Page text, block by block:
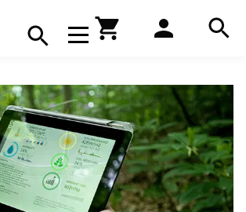
Avaa navigaatio
Hae